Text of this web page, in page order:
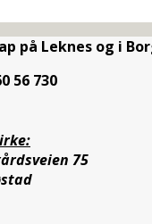
på Leknes og i
56 730
75